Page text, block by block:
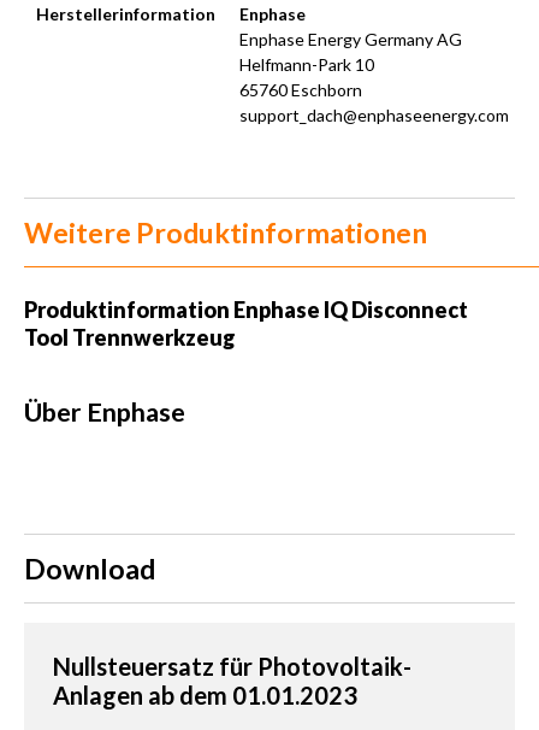
Herstellerinformation
Enphase
Enphase Energy Germany AG
Helfmann-Park 10
65760 Eschborn
support_dach@enphaseenergy.com
Weitere Produktinformationen
Produktinformation Enphase IQ Disconnect
Tool Trennwerkzeug
Über Enphase
Download
Nullsteuersatz für Photovoltaik-
Anlagen ab dem 01.01.2023